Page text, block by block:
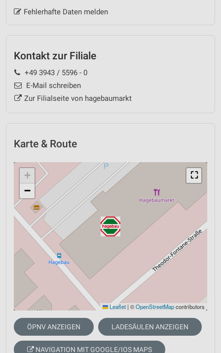
Fehlerhafte Daten melden
Kontakt zur Filiale
+49 3943 / 5596 - 0
E-Mail schreiben
Zur Filialseite von hagebaumarkt
Karte & Route
⛶
+
−
Leaflet | ©OpenStreetMapcontributors
ÖPNV ANZEIGEN LADESÄULEN ANZEIGEN
NAVIGATION MIT GOOGLE/IOS MAPS